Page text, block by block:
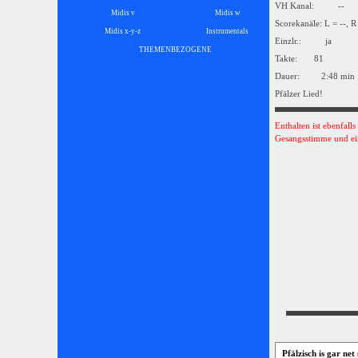
Midis v Midis w
Midis x-y-z Instrumentals
THEMENBEZOGENE
VH Kanal: --
Scorekanäle: L = --, R
Einzlr.: ja
Takte: 81
Dauer: 2:48 min
Pfälzer Lied!
Enthalten ist
Gesangsstimme und
Pfälzisch is gar